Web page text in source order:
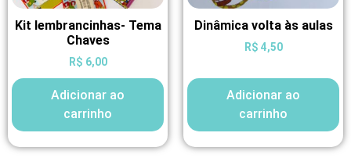
Kit lembrancinhas- Tema
Chaves
R$ 6,00
Adicionar ao
carrinho
Dinâmica volta às aulas
R$ 4,50
Adicionar ao
carrinho